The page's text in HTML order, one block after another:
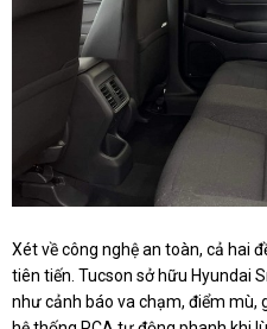
Xét về công nghệ an toàn, cả hai
tiên tiến. Tucson sở hữu Hyundai
như cảnh báo va chạm, điểm mù,